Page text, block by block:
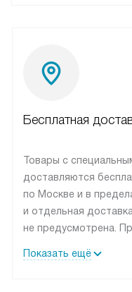
Бесплатная
Товары с
доставляются
по Москве и в
и отдельная
не предусмотрена.
рекомендуем
Показать ещё